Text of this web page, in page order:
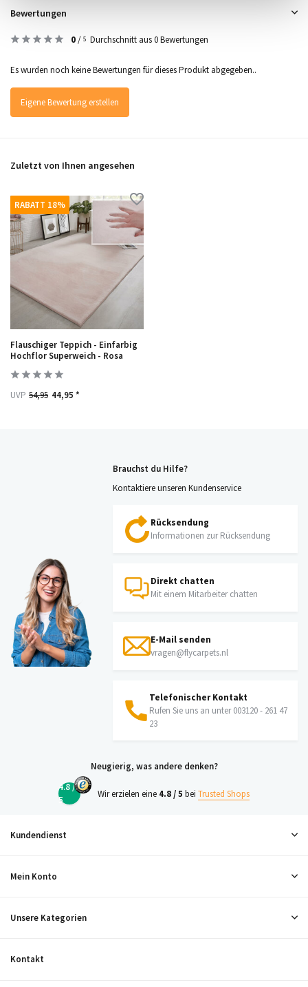
Bewertungen
0/ 5 Durchschnitt aus 0 Bewertungen
Es wurden noch keine Bewertungen für dieses Produkt abgegeben..
Eigene Bewertung erstellen
Zuletzt von Ihnen angesehen
RABATT 18%
Flauschiger Teppich - Einfarbig
Hochflor Superweich - Rosa
UVP 54,95 44,95 *
Brauchst du Hilfe?
Kontaktiere unseren Kundenservice
Rücksendung
Informationen zur Rücksendung
Direkt chatten
Mit einem Mitarbeiter chatten
E-Mail senden
vragen@flycarpets.nl
Telefonischer Kontakt
Rufen Sie uns an unter 003120 - 261 47
23
Neugierig, was andere denken?
4.8 /
5
Wir erzielen eine 4.8 / 5 bei Trusted Shops
Kundendienst
Mein Konto
Unsere Kategorien
Kontakt